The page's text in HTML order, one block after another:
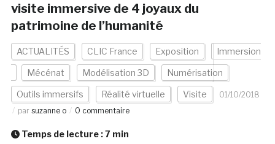
visite immersive de 4 joyaux du
patrimoine de l’humanité
ACTUALITÉS CLIC France Exposition Immersion
Mécénat Modélisation 3D Numérisation
Outils immersifs Réalité virtuelle Visite
01/10/2018
par suzanne o 0 commentaire
Temps de lecture :7 min